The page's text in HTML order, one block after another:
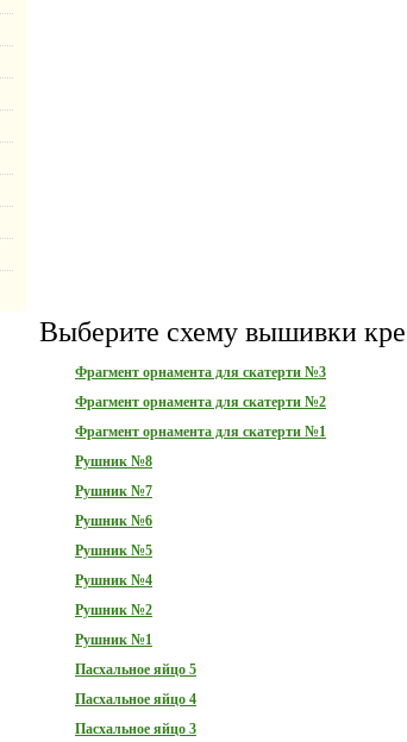
Выберите схему вышивки
Фрагмент орнамента для скатерти №3
Фрагмент орнамента для скатерти №2
Фрагмент орнамента для скатерти №1
Рушник №8
Рушник №7
Рушник №6
Рушник №5
Рушник №4
Рушник №2
Рушник №1
Пасхальное яйцо 5
Пасхальное яйцо 4
Пасхальное яйцо 3